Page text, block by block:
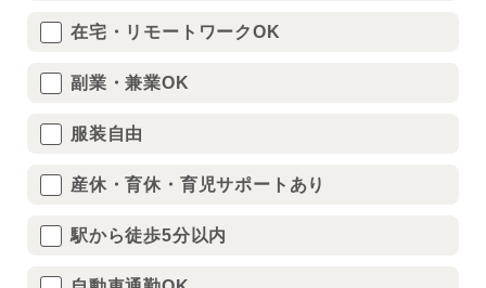
在宅・リモートワークOK
副業・兼業OK
服装自由
産休・育休・育児サポートあり
駅から徒歩5分以内